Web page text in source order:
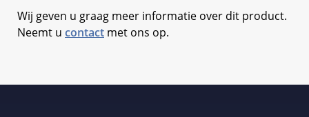
Wij geven u graag meer informatie over dit product.
Neemt u contact met ons op.